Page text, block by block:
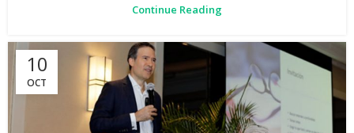
Continue Reading
10
OCT